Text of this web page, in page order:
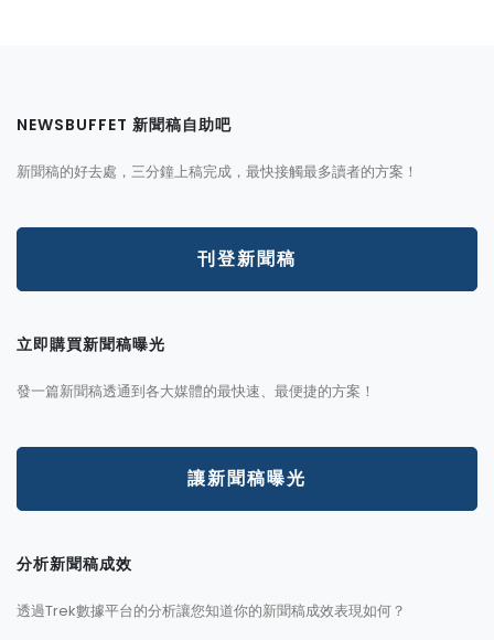
NEWSBUFFET 新聞稿自助吧
新聞稿的好去處，三分鐘上稿完成，最快接觸最多讀者的方案！
刊登新聞稿
立即購買新聞稿曝光
發一篇新聞稿透通到各大媒體的最快速、最便捷的方案！
讓新聞稿曝光
分析新聞稿成效
透過Trek數據平台的分析讓您知道你的新聞稿成效表現如何？